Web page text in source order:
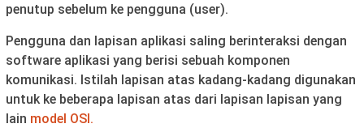
penutup sebelum ke pengguna (user).
Pengguna dan lapisan aplikasi saling berinteraksi dengan
software aplikasi yang berisi sebuah komponen
komunikasi. Istilah lapisan atas kadang-kadang digunakan
untuk ke beberapa lapisan atas dari lapisan lapisan yang
lain model OSI.